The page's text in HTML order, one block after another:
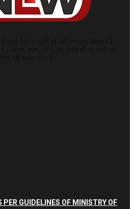
PER GUIDELINES OF MINISTRY OF